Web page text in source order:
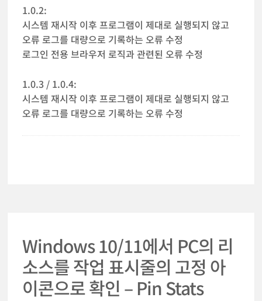
1.0.2:
시스템 재시작 이후 프로그램이 제대로 실행되지 않고
오류 로그를 대량으로 기록하는 오류 수정
로그인 전용 브라우저 로직과 관련된 오류 수정
1.0.3 / 1.0.4:
시스템 재시작 이후 프로그램이 제대로 실행되지 않고
오류 로그를 대량으로 기록하는 오류 수정
Windows 10/11에서 PC의 리
소스를 작업 표시줄의 고정 아
이콘으로 확인 – Pin Stats